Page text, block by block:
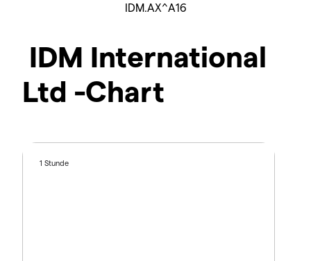
IDM.AX^A16
IDM International
Ltd -Chart
1 Stunde